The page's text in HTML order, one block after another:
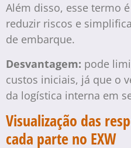
Além disso, esse termo
reduzir riscos e
de embarque.
Desvantagem: pode
custos iniciais, já que o
da logística interna em
Visualização das
cada parte no EXW